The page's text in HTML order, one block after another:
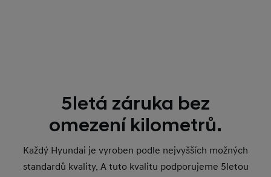
5letá záruka bez
omezení kilometrů.
Každý Hyundai je vyroben podle nejvyšších možných
standardů kvality. A tuto kvalitu podporujeme 5letou